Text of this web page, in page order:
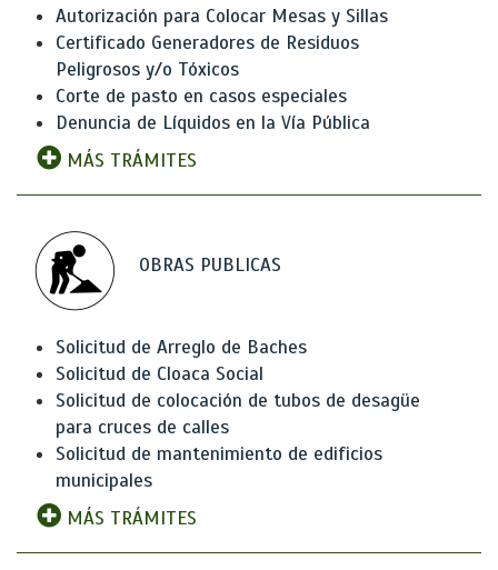
Autorización para Colocar Mesas y Sillas
Certificado Generadores de Residuos
Peligrosos y/o Tóxicos
Corte de pasto en casos especiales
Denuncia de Líquidos en la Vía Pública
MÁS TRÁMITES
OBRAS PUBLICAS
Solicitud de Arreglo de Baches
Solicitud de Cloaca Social
Solicitud de colocación de tubos de desagüe
para cruces de calles
Solicitud de mantenimiento de edificios
municipales
MÁS TRÁMITES